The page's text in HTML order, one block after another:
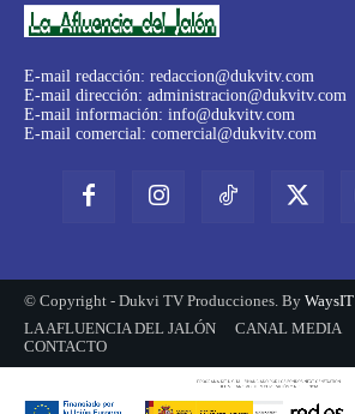
E-mail redacción: redaccion@dukvitv.com
E-mail dirección: administracion@dukvitv.com
E-mail información: info@dukvitv.com
E-mail comercial: comercial@dukvitv.com
© Copyright - Dukvi TV Producciones. By WaysIT
LA AFLUENCIA DEL JALÓN
CANAL MEDIA
CONTACTO